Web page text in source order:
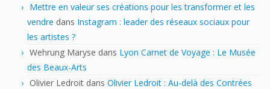
Mettre en valeur ses créations pour les transformer et les
vendre dans Instagram : leader des réseaux sociaux pour
les artistes ?
Wehrung Maryse dans Lyon Carnet de Voyage : Le Musée
des Beaux-Arts
Olivier Ledroit dans Olivier Ledroit : Au-delà des Contrées